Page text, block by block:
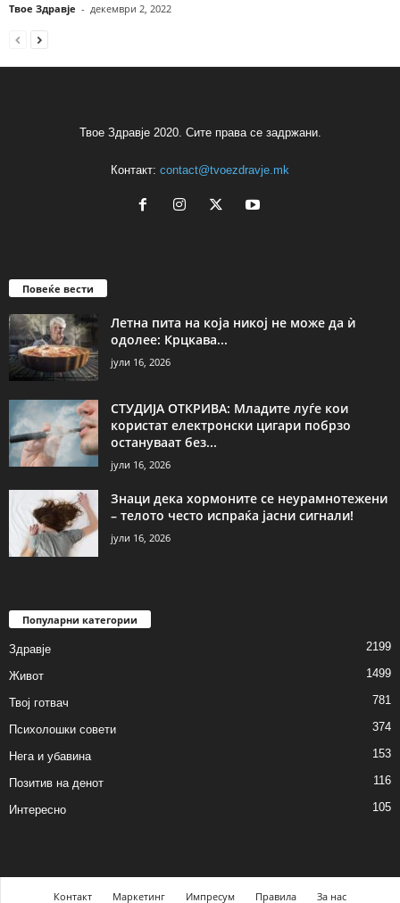
Твое Здравје - декември 2, 2022
Твое Здравје 2020. Сите права се задржани.
Контакт: contact@tvoezdravje.mk
Повеќе вести
Летна пита на која никој не може да ѝ
одолее: Крцкава...
јули 16, 2026
СТУДИЈА ОТКРИВА: Младите луѓе кои
користат електронски цигари побрзо
остануваат без...
јули 16, 2026
Знаци дека хормоните се неурамнотежени
– телото често испраќа јасни сигнали!
јули 16, 2026
Популарни категории
Здравје 2199
Живот 1499
Твој готвач 781
Психолошки совети 374
Нега и убавина 153
Позитив на денот 116
Интересно 105
Контакт Маркетинг Импресум Правила За нас